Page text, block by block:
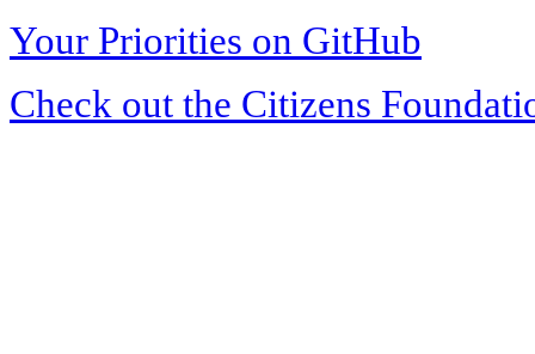
Your Priorities on GitHub
Check out the Citizens